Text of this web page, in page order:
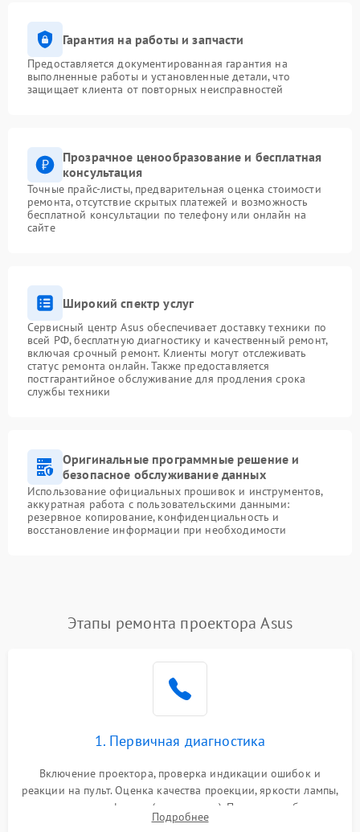
Гарантия на работы и запчасти
Предоставляется документированная гарантия на
выполненные работы и установленные детали, что
защищает клиента от повторных неисправностей
Прозрачное ценообразование и бесплатная
консультация
Точные прайс-листы, предварительная оценка стоимости
ремонта, отсутствие скрытых платежей и возможность
бесплатной консультации по телефону или онлайн на
сайте
Широкий спектр услуг
Сервисный центр Asus обеспечивает доставку техники по
всей РФ, бесплатную диагностику и качественный ремонт,
включая срочный ремонт. Клиенты могут отслеживать
статус ремонта онлайн. Также предоставляется
постгарантийное обслуживание для продления срока
службы техники
Оригинальные программные решение и
безопасное обслуживание данных
Использование официальных прошивок и инструментов,
аккуратная работа с пользовательскими данными:
резервное копирование, конфиденциальность и
восстановление информации при необходимости
Этапы ремонта проектора Asus
1. Первичная диагностика
Включение проектора, проверка индикации ошибок и
реакции на пульт. Оценка качества проекции, яркости лампы,
наличия артефактов (точки, пятна). Проверка работы
системы охлаждения по уровню шума вентиляторов.
Подробнее